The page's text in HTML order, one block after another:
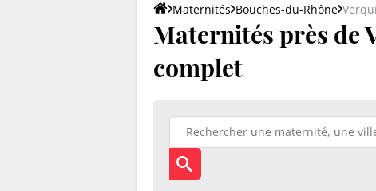
Maternités Bouches-du-Rhône
Maternités près de
complet